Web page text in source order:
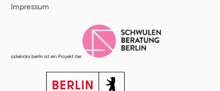
Impressum
sidekicks.berlin ist ein Projekt der